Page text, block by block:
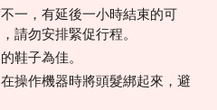
一，有延後一小時結束的可
請勿安排緊促行程。
鞋子為佳。
操作機器時將頭髮綁起來，避